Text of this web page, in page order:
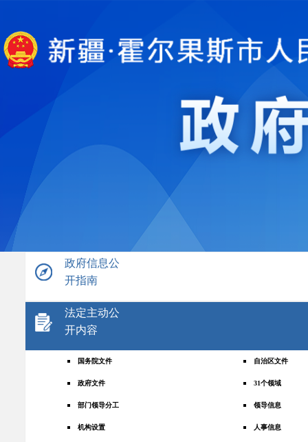
政府信息公
开指南
法定主动公
开内容
国务院文件 自治区文件
政府文件 31个领域
部门领导分工 领导信息
机构设置 人事信息